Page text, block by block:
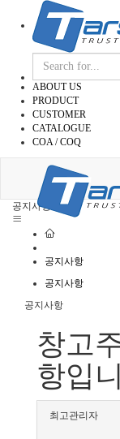
ABOUT US
PRODUCT
CUSTOMER
CATALOGUE
COA / COQ
공지사항
공지사항
공지사항
공지사항
창고
항입
최고관리자